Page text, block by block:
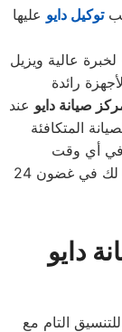
توكيل دايو عليها
عالية ويزيل
رائدة
صيانة دايو عند
في أي وقت
وسيتم تقديمها لك في غضون 24
دايو
التام مع